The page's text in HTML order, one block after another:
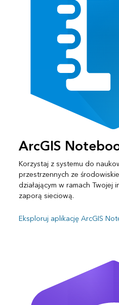
ArcGIS
Korzystaj z systemu do
przestrzennych ze
działającym w ramach Twojej
zaporą sieciową.
Eksploruj aplikację ArcGIS